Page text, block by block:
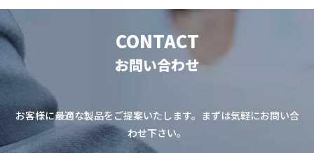
CONTACT
お問い合わせ
お客様に最適な製品をご提案いたします。まずは気軽にお問い合
わせ下さい。